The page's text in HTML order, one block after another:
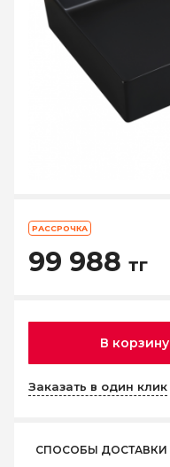
РАССРОЧКА
99 988 тг
В корзину
Заказать в один клик
СПОСОБЫ ДОСТАВКИ